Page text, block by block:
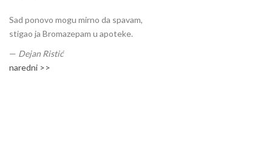
Sad ponovo mogu mirno da spavam,
stigao ja Bromazepam u apoteke.
— Dejan Ristić
naredni >>